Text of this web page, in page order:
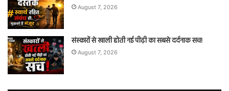
August 7, 2026
संस्कारों से खाली होती नई पीढ़ी का सबसे दर्दनाक सच!
August 7, 2026